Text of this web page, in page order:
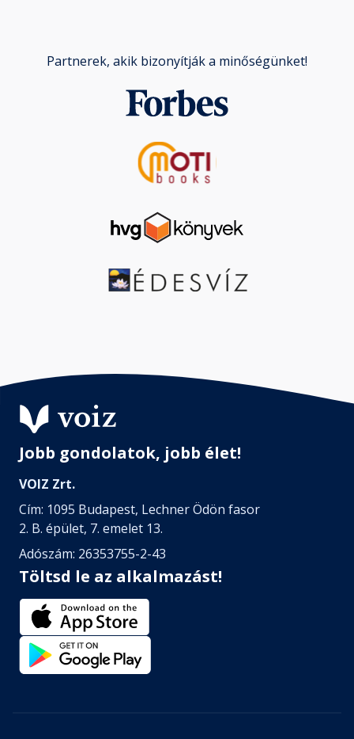
Partnerek, akik bizonyítják a minőségünket!
Jobb gondolatok, jobb élet!
VOIZ Zrt.
Cím: 1095 Budapest, Lechner Ödön fasor
2. B. épület, 7. emelet 13.
Adószám: 26353755-2-43
Töltsd le az alkalmazást!